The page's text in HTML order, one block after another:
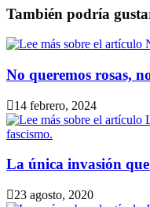
También podría
No queremos rosas,
14 febrero, 2024
La única invasión
23 agosto, 2020